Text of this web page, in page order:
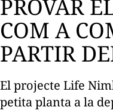
PROVAR
COM A
PARTIR
El projecte Life
petita planta a la